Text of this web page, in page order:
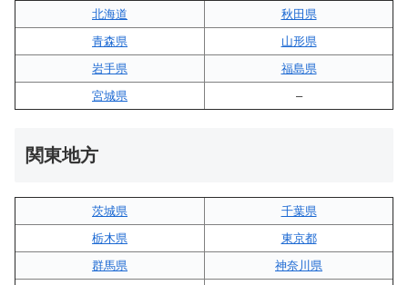
北海道
秋田県
青森県
山形県
岩手県
福島県
宮城県
–
関東地方
茨城県
千葉県
栃木県
東京都
群馬県
神奈川県